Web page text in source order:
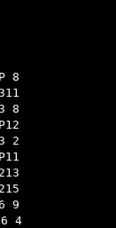
8
8
2
9
4